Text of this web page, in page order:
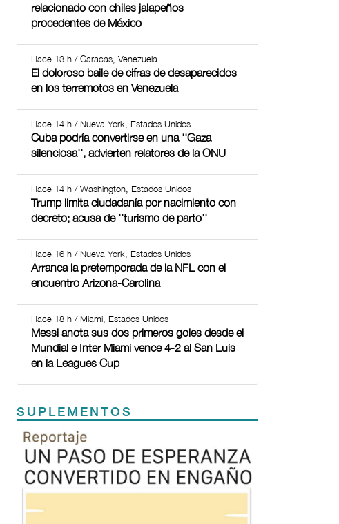
relacionado con chiles jalapeños
procedentes de México
Hace 13 h / Caracas, Venezuela
El doloroso baile de cifras de desaparecidos
en los terremotos en Venezuela
Hace 14 h / Nueva York, Estados Unidos
Cuba podría convertirse en una ''Gaza
silenciosa'', advierten relatores de la ONU
Hace 14 h / Washington, Estados Unidos
Trump limita ciudadanía por nacimiento con
decreto; acusa de ''turismo de parto''
Hace 16 h / Nueva York, Estados Unidos
Arranca la pretemporada de la NFL con el
encuentro Arizona-Carolina
Hace 18 h / Miami, Estados Unidos
Messi anota sus dos primeros goles desde el
Mundial e Inter Miami vence 4-2 al San Luis
en la Leagues Cup
SUPLEMENTOS